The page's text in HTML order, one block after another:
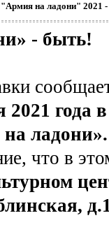
"Армия на ладони" 2021
- быть!
2021
ладони».
что в